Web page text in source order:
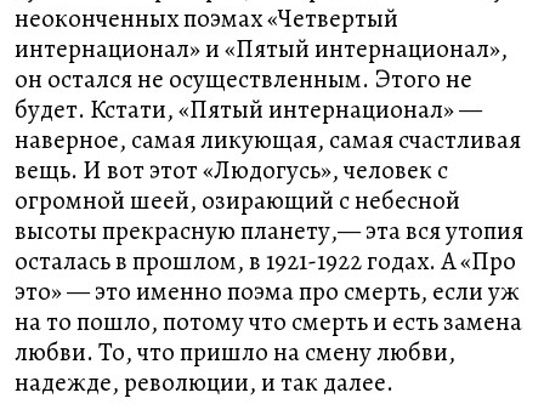
неоконченных поэмах «Четвертый
интернационал» и «Пятый интернационал»,
он остался не осуществленным. Этого не
будет. Кстати, «Пятый интернационал» —
наверное, самая ликующая, самая счастливая
вещь. И вот этот «Людогусь», человек с
огромной шеей, озирающий с небесной
высоты прекрасную планету,— эта вся утопия
осталась в прошлом, в 1921-1922 годах. А «Про
это» — это именно поэма про смерть, если уж
на то пошло, потому что смерть и есть замена
любви. То, что пришло на смену любви,
надежде, революции, и так далее.